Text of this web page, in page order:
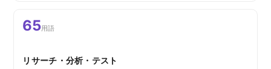
65用語
リサーチ・分析・テスト